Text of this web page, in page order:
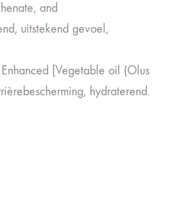
and
uitstekend gevoel,
[Vegetable oil (Olus
hydraterend.